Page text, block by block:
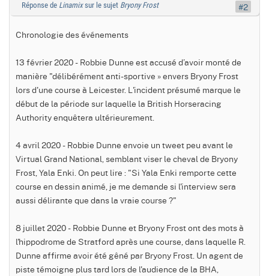
Réponse de Linamixsur le sujet Bryony Frost
Chronologie des événements
13 février 2020 - Robbie Dunne est accusé d’avoir monté de
manière "délibérément anti-sportive » envers Bryony Frost
lors d'une course à Leicester. L'incident présumé marque le
début de la période sur laquelle la British Horseracing
Authority enquêtera ultérieurement.
4 avril 2020 - Robbie Dunne envoie un tweet peu avant le
Virtual Grand National, semblant viser le cheval de Bryony
Frost, Yala Enki. On peut lire : "Si Yala Enki remporte cette
course en dessin animé, je me demande si l'interview sera
aussi délirante que dans la vraie course ?"
8 juillet 2020 - Robbie Dunne et Bryony Frost ont des mots à
l'hippodrome de Stratford après une course, dans laquelle R.
Dunne affirme avoir été gêné par Bryony Frost. Un agent de
piste témoigne plus tard lors de l'audience de la BHA,
#2